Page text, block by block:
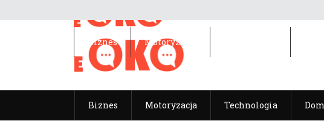
Biznes Motoryzacja Technologia
Biznes Motoryzacja